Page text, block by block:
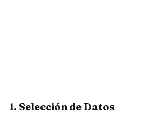
1. Selección de Datos